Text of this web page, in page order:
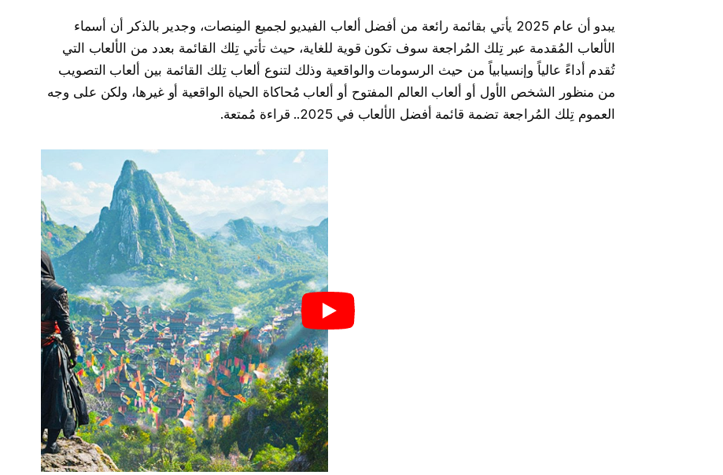
يبدو أن عام 2025 يأتي بقائمة رائعة من أفضل ألعاب الفيديو لجميع المِنصات، وجدير بالذكر أن أسماء
الألعاب المُقدمة عبر تِلك المُراجعة سوف تكون قوية للغاية، حيث تأتي تِلك القائمة بعدد من الألعاب التي
تُقدم أداءً عالياً وإنسيابياً من حيث الرسومات والواقعية وذلك لتنوع ألعاب تِلك القائمة بين ألعاب التصويب
من منظور الشخص الأول أو ألعاب العالم المفتوح أو ألعاب مُحاكاة الحياة الواقعية أو غيرها، ولكن على وجه
العموم تِلك المُراجعة تضمة قائمة أفضل الألعاب في 2025.. قراءة مُمتعة.